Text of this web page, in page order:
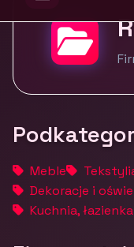
Meble
Dekoracje i
Kuchnia,